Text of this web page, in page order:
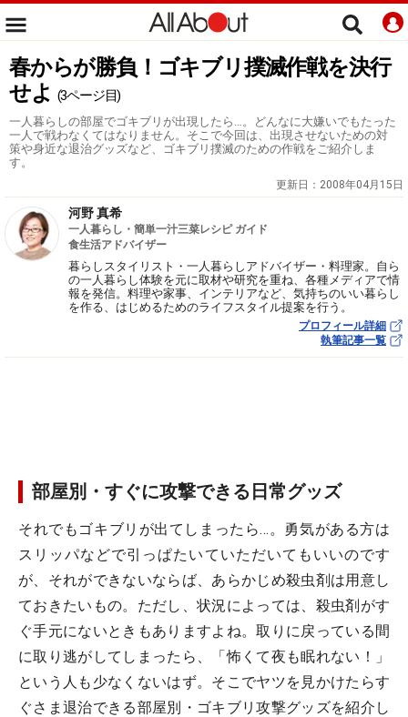
春からが勝負！ゴキブリ撲滅作戦を決行
せよ (3ページ目)
一人暮らしの部屋でゴキブリが出現したら…。どんなに大嫌いでもたった
一人で戦わなくてはなりません。そこで今回は、出現させないための対
策や身近な退治グッズなど、ゴキブリ撲滅のための作戦をご紹介しま
す。
更新日： 2008年04月15日
河野 真希
一人暮らし・簡単一汁三菜レシピ ガイド
食生活アドバイザー
暮らしスタイリスト・一人暮らしアドバイザー・料理家。自ら
の一人暮らし体験を元に取材や研究を重ね、各種メディアで情
報を発信。料理や家事、インテリアなど、気持ちのいい暮らし
を作る、はじめるためのライフスタイル提案を行う。
プロフィール詳細
執筆記事一覧
部屋別・すぐに攻撃できる日常グッズ
それでもゴキブリが出てしまったら…。勇気がある方は
スリッパなどで引っぱたいていただいてもいいのです
が、それができないならば、あらかじめ殺虫剤は用意し
ておきたいもの。ただし、状況によっては、殺虫剤がす
ぐ手元にないときもありますよね。取りに戻っている間
に取り逃がしてしまったら、「怖くて夜も眠れない！」
という人も少なくないはず。そこでヤツを見かけたらす
ぐさま退治できる部屋別・ゴキブリ攻撃グッズを紹介し